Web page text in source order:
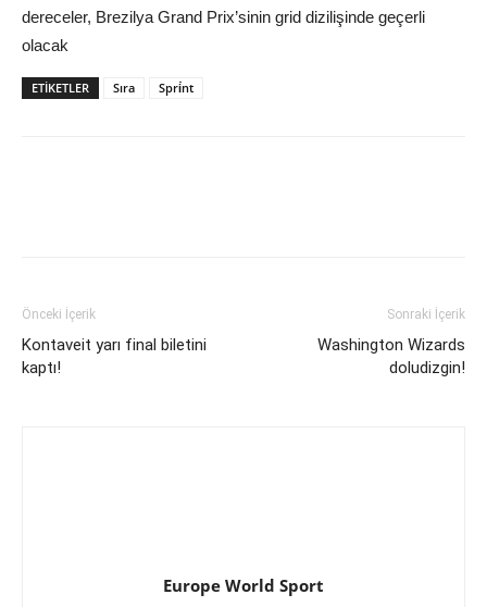
dereceler, Brezilya Grand Prix’sinin grid dizilişinde geçerli
olacak
ETIKETLER Sıra Spri̇nt
Önceki İçerik
Kontaveit yarı final biletini
kaptı!
Sonraki İçerik
Washington Wizards
doludizgin!
Europe World Sport